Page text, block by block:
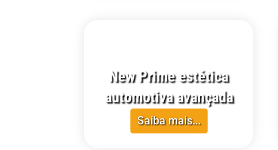
New Prime estética
automotiva avançada
Saiba mais...